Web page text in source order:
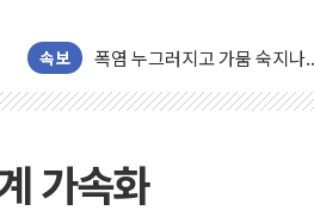
속보
사우디·튀르키예·파키스탄,
신길동 신축도 3.3㎡당
[AI 부동산 투데이] 특공 전
[코인시황] 비트코인 6만
가속화